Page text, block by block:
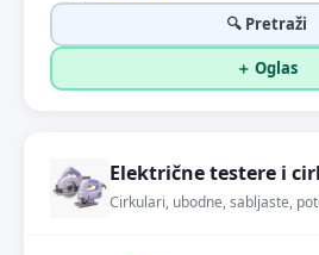
🔍 Pretraži
＋ Oglas
Električne testere i
Cirkulari, ubodne, sabljaste,